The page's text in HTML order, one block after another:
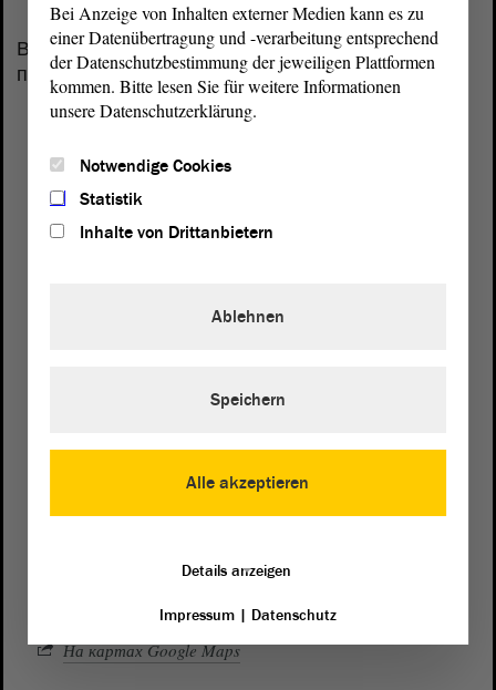
В парламенте от земли Саксония-Анхальт
представлены следующие фракции:
Как нас найти
На картах Google Maps
Bei Anzeige von Inhalten externer Medien kann es zu
einer Datenübertragung und -verarbeitung entsprechend
der Datenschutzbestimmung der jeweiligen Plattformen
kommen. Bitte lesen Sie für weitere Informationen
unsere Datenschutzerklärung.
Notwendige Cookies
Statistik
Inhalte von Drittanbietern
Alle akzeptieren
Ablehnen
Speichern
Details anzeigen
Impressum| Datenschutz